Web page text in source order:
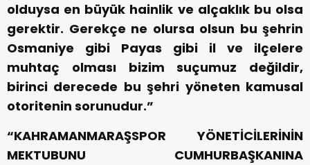
olduysa en büyük hainlik ve alçaklık bu olsa
gerektir. Gerekçe ne olursa olsun bu şehrin
Osmaniye gibi Payas gibi il ve ilçelere
muhtaç olması bizim suçumuz değildir,
birinci derecede bu şehri yöneten kamusal
otoritenin sorunudur.”
“KAHRAMANMARAŞSPOR YÖNETİCİLERİNİN
MEKTUBUNU CUMHURBAŞKANINA